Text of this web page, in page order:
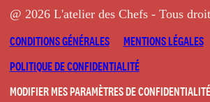
@ 2026 L'atelier des Chefs - Tous
CONDITIONS GÉNÉRALES
MENTIONS LÉGALES
POLITIQUE DE CONFIDENTIALITÉ
MODIFIER MES PARAMÈTRES DE CONFIDENTIALITÉ